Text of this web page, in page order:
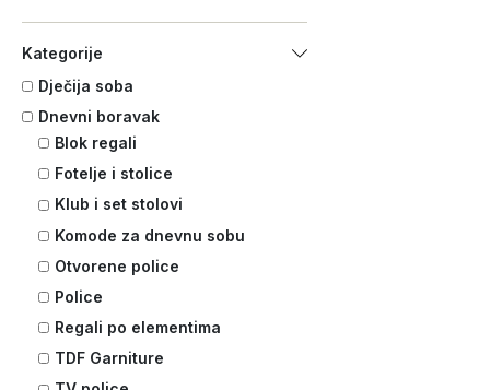
Kategorije
Dječija soba
Dnevni boravak
Blok regali
Fotelje i stolice
Klub i set stolovi
Komode za dnevnu sobu
Otvorene police
Police
Regali po elementima
TDF Garniture